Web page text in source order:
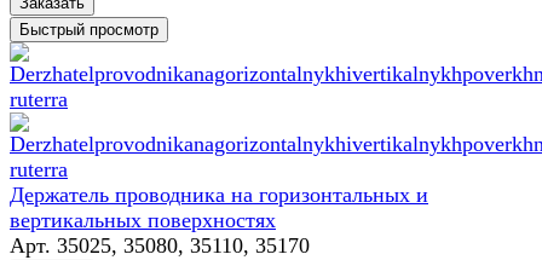
Быстрый просмотр
Держатель проводника на горизонтальных и
вертикальных поверхностях
Арт. 35025, 35080, 35110, 35170